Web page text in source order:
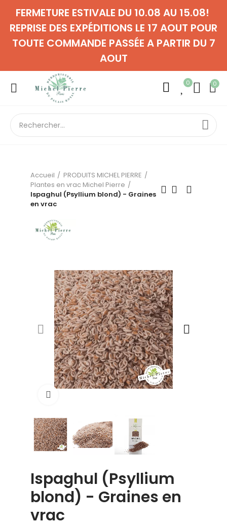
FERMETURE ESTIVALE DU 10.08 AU 15.08!
REPRISE DES EXPÉDITIONS LE 17 AOUT POUR
TOUTE COMMANDE PASSÉE A PARTIR DU 7
AOUT
0 0
Accueil
PRODUITS MICHEL PIERRE
Plantes en vrac Michel Pierre
Ispaghul (Psyllium blond) - Graines
en vrac
Ispaghul (Psyllium
blond) - Graines en
vrac